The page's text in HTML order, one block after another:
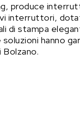
produce
interruttori,
di stampa
hanno